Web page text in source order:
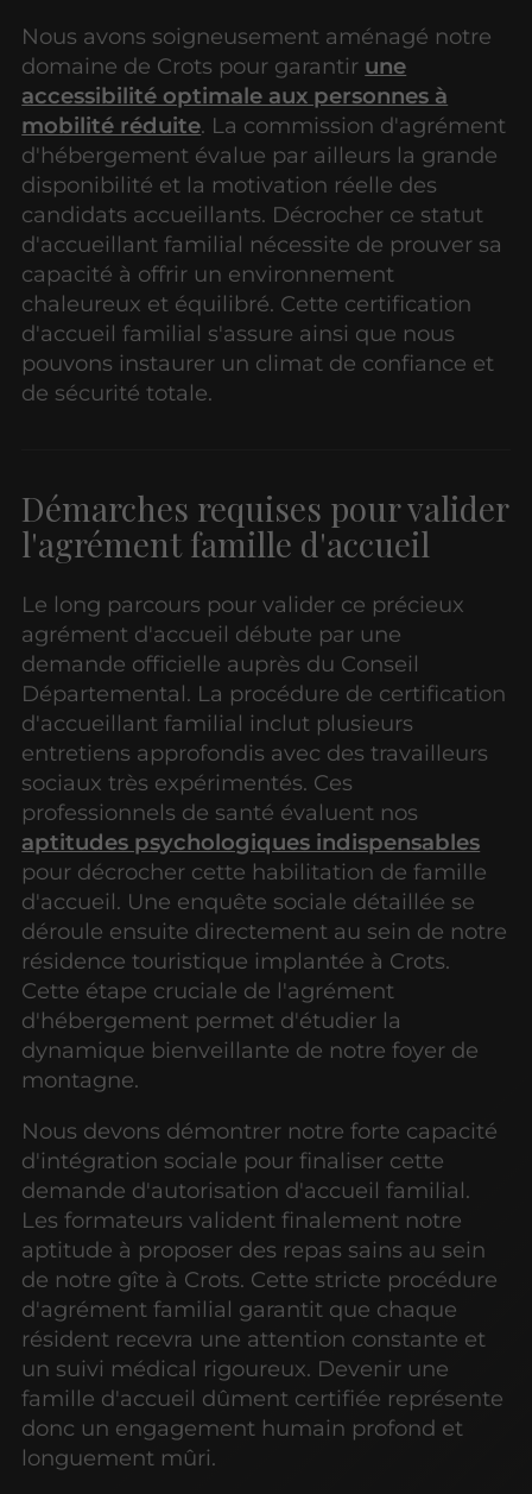
Nous avons soigneusement aménagé notre
domaine de Crots pour garantir une
accessibilité optimale aux personnes à
mobilité réduite. La commission d'agrément
d'hébergement évalue par ailleurs la grande
disponibilité et la motivation réelle des
candidats accueillants. Décrocher ce statut
d'accueillant familial nécessite de prouver sa
capacité à offrir un environnement
chaleureux et équilibré. Cette certification
d'accueil familial s'assure ainsi que nous
pouvons instaurer un climat de confiance et
de sécurité totale.
Démarches requises pour valider
l'agrément famille d'accueil
Le long parcours pour valider ce précieux
agrément d'accueil débute par une
demande officielle auprès du Conseil
Départemental. La procédure de certification
d'accueillant familial inclut plusieurs
entretiens approfondis avec des travailleurs
sociaux très expérimentés. Ces
professionnels de santé évaluent nos
aptitudes psychologiques indispensables
pour décrocher cette habilitation de famille
d'accueil. Une enquête sociale détaillée se
déroule ensuite directement au sein de notre
résidence touristique implantée à Crots.
Cette étape cruciale de l'agrément
d'hébergement permet d'étudier la
dynamique bienveillante de notre foyer de
montagne.
Nous devons démontrer notre forte capacité
d'intégration sociale pour finaliser cette
demande d'autorisation d'accueil familial.
Les formateurs valident finalement notre
aptitude à proposer des repas sains au sein
de notre gîte à Crots. Cette stricte procédure
d'agrément familial garantit que chaque
résident recevra une attention constante et
un suivi médical rigoureux. Devenir une
famille d'accueil dûment certifiée représente
donc un engagement humain profond et
longuement mûri.